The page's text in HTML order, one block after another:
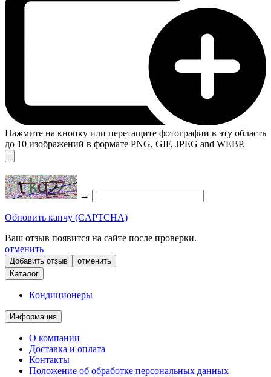
Нажмите на кнопку или перетащите фотографии в эту область
до 10 изображений в формате PNG, GIF, JPEG and WEBP.
→
Обновить капчу (CAPTCHA)
Ваш отзыв появится на сайте после проверки.
отменить
отменить
Каталог
Кондиционеры
Информация
О компании
Доставка и оплата
Контакты
Положение об обработке персональных данных